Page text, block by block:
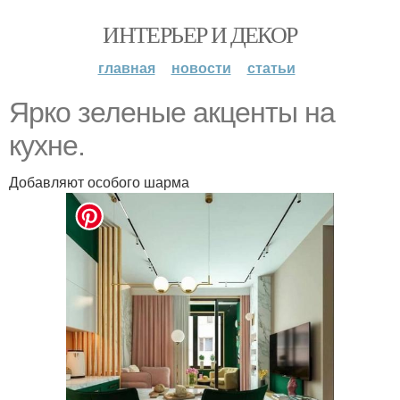
ИНТЕРЬЕР И ДЕКОР
главная новости статьи
Ярко зеленые акценты на
кухне.
Добавляют особого шарма